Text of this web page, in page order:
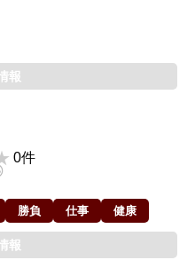
報
0件
勝負 仕事 健康
報